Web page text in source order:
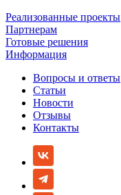
Реализованные проекты
Партнерам
Готовые решения
Информация
Вопросы и ответы
Статьи
Новости
Отзывы
Контакты